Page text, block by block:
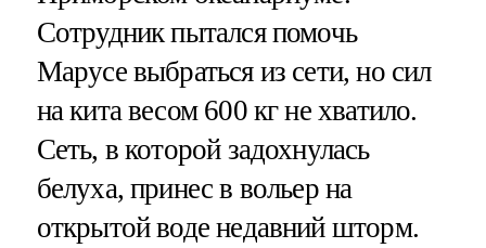
Сотрудник пытался помочь
Марусе выбраться из сети, но сил
на кита весом 600 кг не хватило.
Сеть, в которой задохнулась
белуха, принес в вольер на
открытой воде недавний шторм.